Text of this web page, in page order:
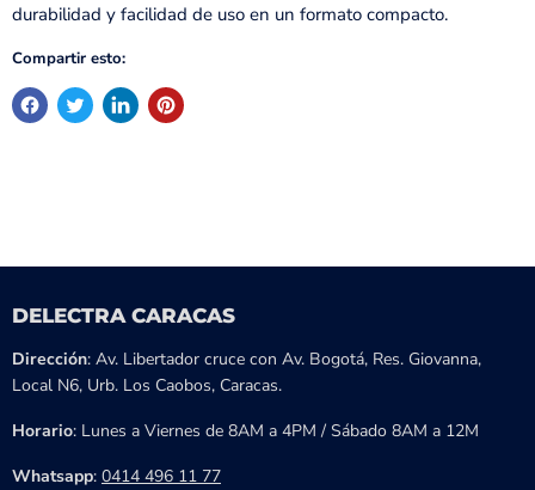
durabilidad y facilidad de uso en un formato compacto.
Compartir esto:
DELECTRA CARACAS
Dirección: Av. Libertador cruce con Av. Bogotá, Res. Giovanna,
Local N6, Urb. Los Caobos, Caracas.
Horario: Lunes a Viernes de 8AM a 4PM / Sábado 8AM a 12M
Whatsapp: 0414 496 11 77